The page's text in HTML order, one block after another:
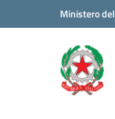
Vai ai contenuti
Vai al menu diMinistero
scuola